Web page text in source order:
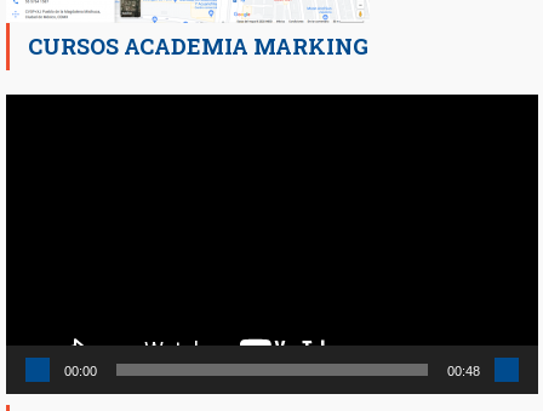
CURSOS ACADEMIA MARKING
00:00 00:48